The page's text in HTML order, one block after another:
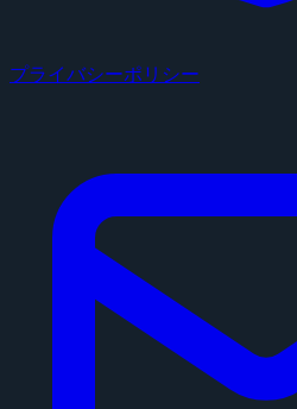
プライバシーポリシー